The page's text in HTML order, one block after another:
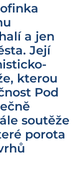
a jen
Její
kterou
Pod
soutěže
porota